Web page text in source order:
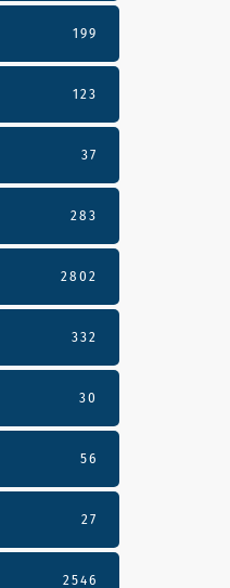
199
123
37
283
2802
332
30
56
27
2546